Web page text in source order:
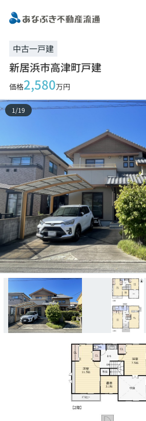
中古一戸建
新居浜市高津町戸建
価格2,580万円
1/19